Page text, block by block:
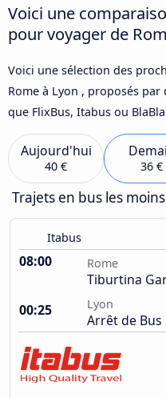
Voici une
pour voyager de
Voici une sélection des
Rome à Lyon , proposés
que FlixBus, Itabus ou
Aujourd'hui
40 € 36 €
Trajets en bus les
Itabus
08:00 Rome
Tiburtina
00:25
Lyon
Arrêt de